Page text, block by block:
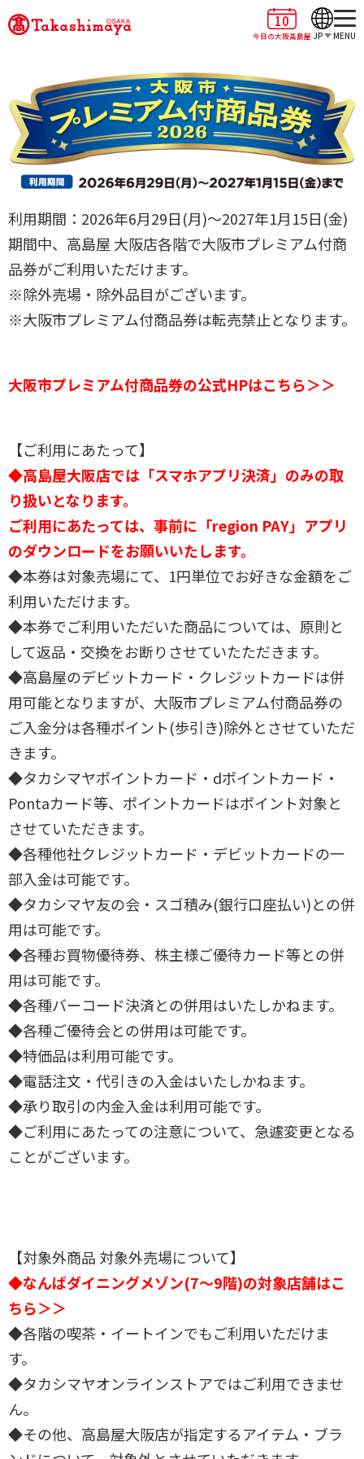
10
今日の大阪高島屋 JP MENU
利用期間：2026年6月29日(月)～2027年1月15日(金)
期間中、高島屋 大阪店各階で大阪市プレミアム付商
品券がご利用いただけます。
※除外売場・除外品目がございます。
※大阪市プレミアム付商品券は転売禁止となります。
大阪市プレミアム付商品券の公式HPはこちら＞＞
【ご利用にあたって】
◆高島屋大阪店では「スマホアプリ決済」のみの取
り扱いとなります。
ご利用にあたっては、事前に「region PAY」アプリ
のダウンロードをお願いいたします。
◆本券は対象売場にて、1円単位でお好きな金額をご
利用いただけます。
◆本券でご利用いただいた商品については、原則と
して返品・交換をお断りさせていたただきます。
◆高島屋のデビットカード・クレジットカードは併
用可能となりますが、大阪市プレミアム付商品券の
ご入金分は各種ポイント(歩引き)除外とさせていただ
きます。
◆タカシマヤポイントカード・dポイントカード・
Pontaカード等、ポイントカードはポイント対象と
させていただきます。
◆各種他社クレジットカード・デビットカードの一
部入金は可能です。
◆タカシマヤ友の会・スゴ積み(銀行口座払い)との併
用は可能です。
◆各種お買物優待券、株主様ご優待カード等との併
用は可能です。
◆各種バーコード決済との併用はいたしかねます。
◆各種ご優待会との併用は可能です。
◆特価品は利用可能です。
◆電話注文・代引きの入金はいたしかねます。
◆承り取引の内金入金は利用可能です。
◆ご利用にあたっての注意について、急遽変更となる
ことがございます。
【対象外商品 対象外売場について】
◆なんばダイニングメゾン(7～9階)の対象店舗はこ
ちら＞＞
◆各階の喫茶・イートインでもご利用いただけま
す。
◆タカシマヤオンラインストアではご利用できませ
ん。
◆その他、高島屋大阪店が指定するアイテム・ブラ